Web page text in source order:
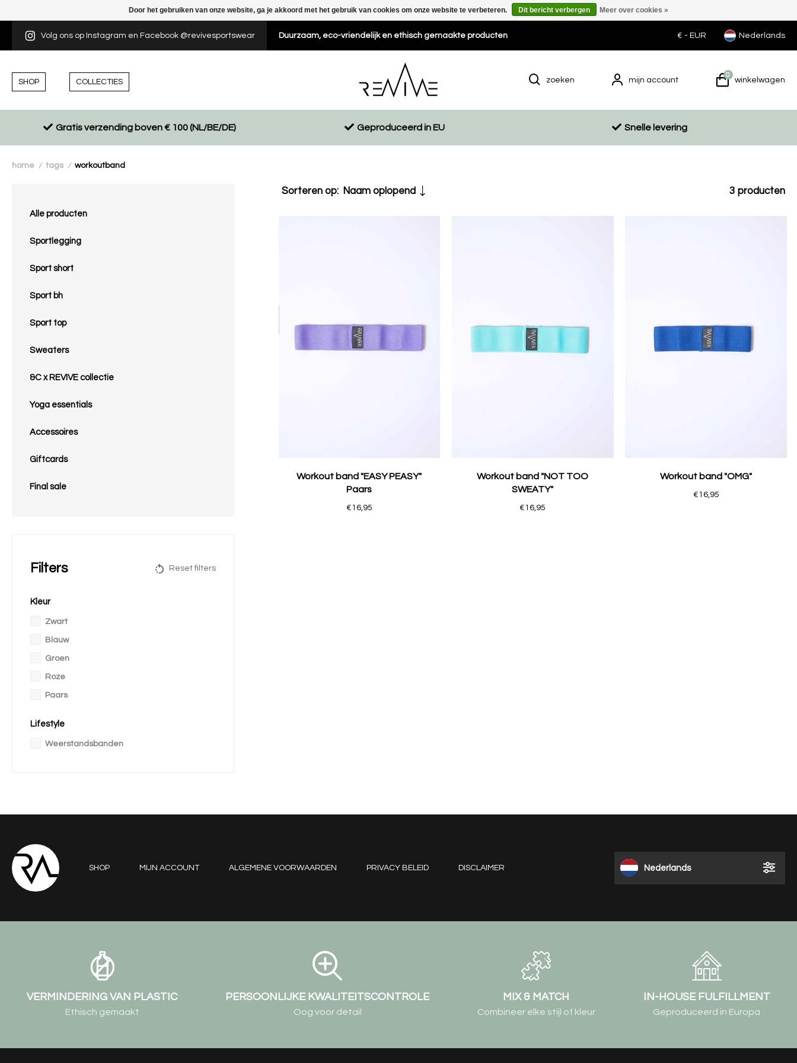
Volg ons op Instagram en Facebook @revivesportswear Duurzaam, eco-vriendelijk en ethisch gemaakte producten € - EUR Nederlands
SHOP COLLECTIES zoeken mijn account
0
winkelwagen
Gratis verzending boven € 100 (NL/BE/DE) Geproduceerd in EU Snelle levering
home / tags / workoutband
Alle producten
Sportlegging
Sport short
Sport bh
Sport top
Sweaters
&C x REVIVE collectie
Yoga essentials
Accessoires
Giftcards
Final sale
Filters Reset filters
Kleur
Zwart
Blauw
Groen
Roze
Paars
Lifestyle
Weerstandsbanden
Sorteren op: Naam oplopend 3 producten
Workout band "EASY PEASY"
Paars
€16,95
Workout band "NOT TOO
SWEATY"
€16,95
Workout band "OMG"
€16,95
SHOP MIJN ACCOUNT ALGEMENE VOORWAARDEN PRIVACY BELEID DISCLAIMER Nederlands
VERMINDERING VAN PLASTIC
Ethisch gemaakt
PERSOONLIJKE KWALITEITSCONTROLE
Oog voor detail
MIX & MATCH
Combineer elke stijl of kleur
IN-HOUSE FULFILLMENT
Geproduceerd in Europa
Door het gebruiken van onze website, ga je akkoord met het gebruik van cookies om onze website te verbeteren. Dit bericht verbergen Meer over cookies »